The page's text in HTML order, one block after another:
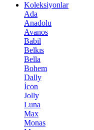
Koleksiyonlar
Ada
Anadolu
Avanos
Babil
Belkıs
Bella
Bohem
Dally
İcon
Jolly
Luna
Max
Monas